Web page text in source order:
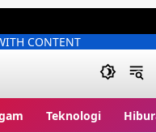
CONTENT
Teknologi